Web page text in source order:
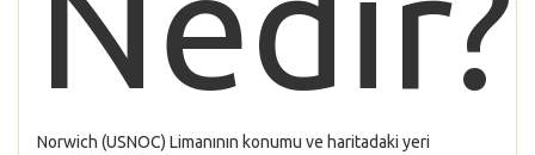
Norwich (USNOC) Limanının konumu ve haritadaki yeri